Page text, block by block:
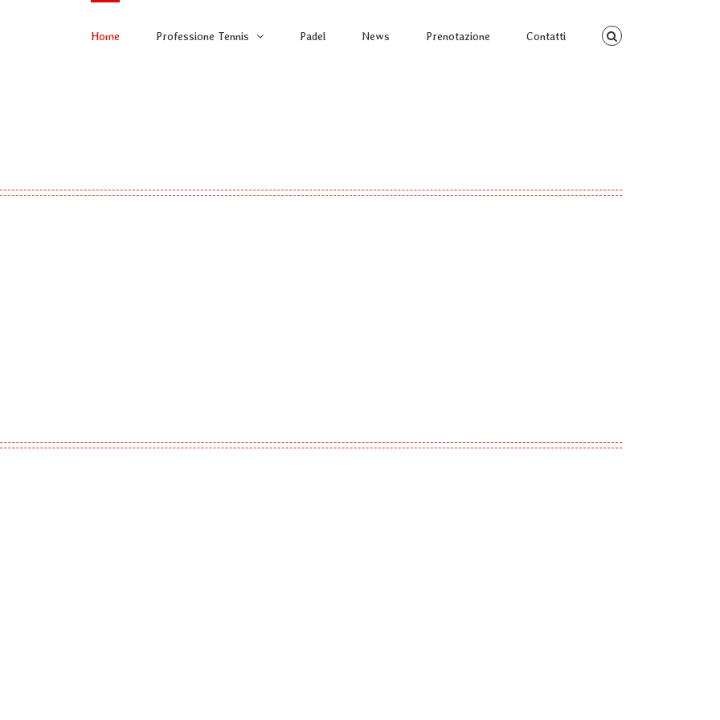
Home Professione Tennis Padel News Prenotazione Contatti